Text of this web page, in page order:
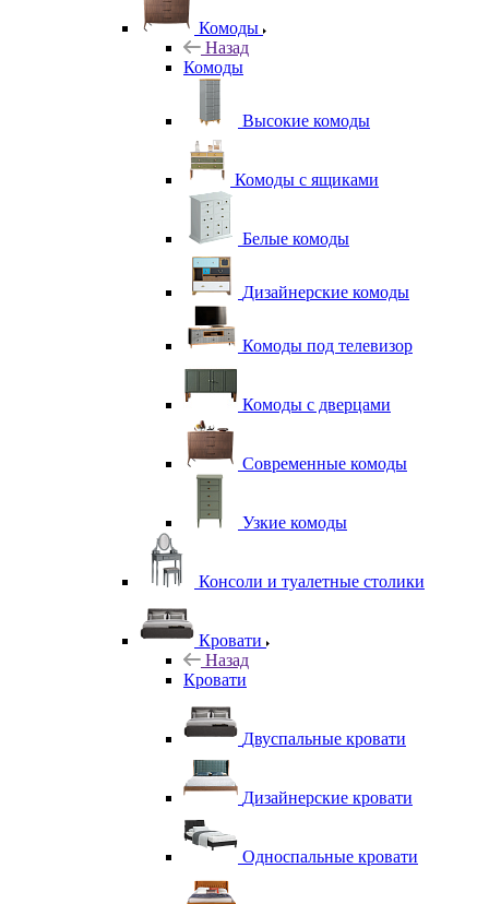
Комоды
Назад
Комоды
Высокие комоды
Комоды с ящиками
Белые комоды
Дизайнерские комоды
Комоды под телевизор
Комоды с дверцами
Современные комоды
Узкие комоды
Консоли и туалетные столики
Кровати
Назад
Кровати
Двуспальные кровати
Дизайнерские кровати
Односпальные кровати